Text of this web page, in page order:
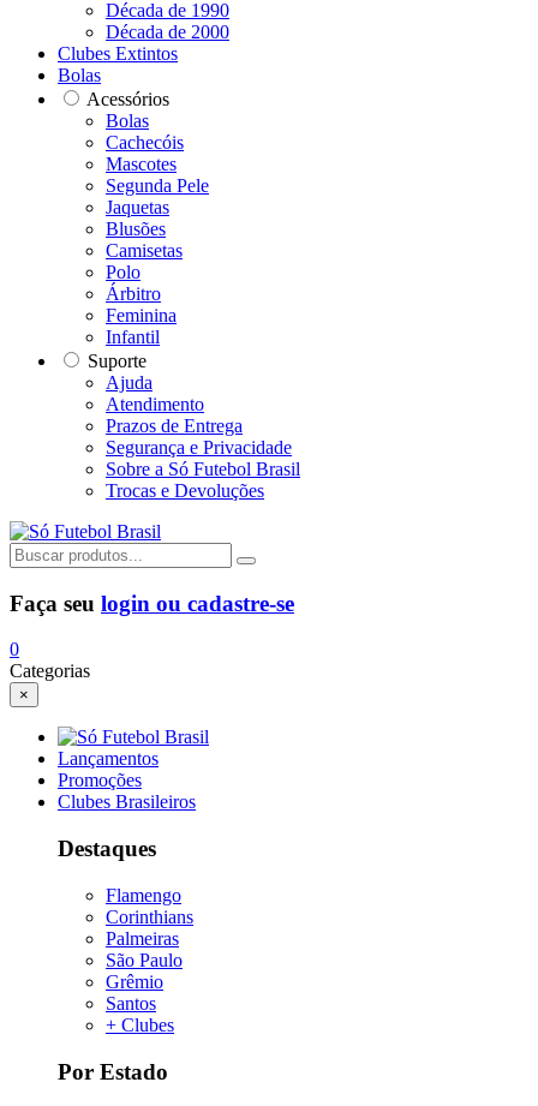
Década de 1990
Década de 2000
Clubes Extintos
Bolas
Acessórios
Bolas
Cachecóis
Mascotes
Segunda Pele
Jaquetas
Blusões
Camisetas
Polo
Árbitro
Feminina
Infantil
Suporte
Ajuda
Atendimento
Prazos de Entrega
Segurança e Privacidade
Sobre a Só Futebol Brasil
Trocas e Devoluções
Faça seu login ou cadastre-se
0
Categorias
×
Lançamentos
Promoções
Clubes Brasileiros
Destaques
Flamengo
Corinthians
Palmeiras
São Paulo
Grêmio
Santos
+ Clubes
Por Estado